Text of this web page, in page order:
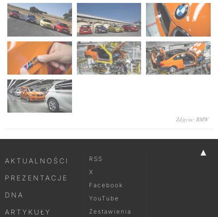
Zdjęcia: BMW
▲
AKTUALNOŚCI
PREZENTACJE
DNA
ARTYKUŁY
RSS
X
Facebook
YouTube
Zestawienia